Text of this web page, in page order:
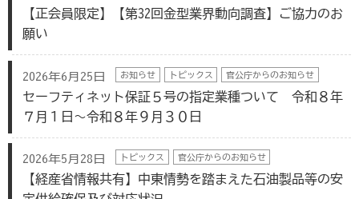
【正会員限定】【第32回金型業界動向調査】ご協力のお
願い
2026年6月25日 お知らせ トピックス 官公庁からのお知らせ
セーフティネット保証５号の指定業種ついて 令和８年
７月１日～令和８年９月３０日
2026年5月28日 トピックス 官公庁からのお知らせ
【経産省情報共有】中東情勢を踏まえた石油製品等の安